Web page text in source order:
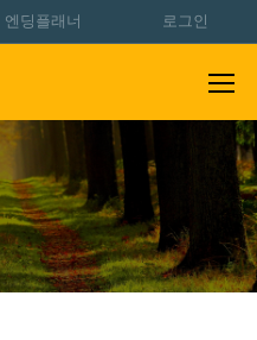
엔딩플래너 로그인